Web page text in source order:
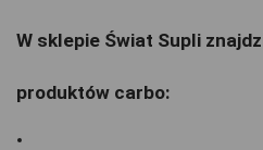
W sklepie Świat Supli
produktów carbo: